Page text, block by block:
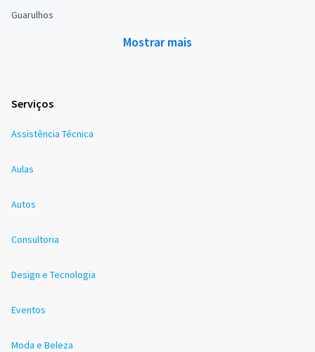
Guarulhos
Mostrar mais
Serviços
Assistência Técnica
Aulas
Autos
Consultoria
Design e Tecnologia
Eventos
Moda e Beleza